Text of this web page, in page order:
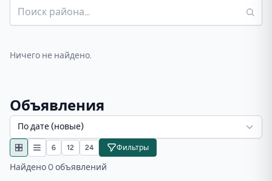
Ничего не найдено.
Объявления
По дате (новые)
6 12 24 Фильтры
Найдено 0 объявлений